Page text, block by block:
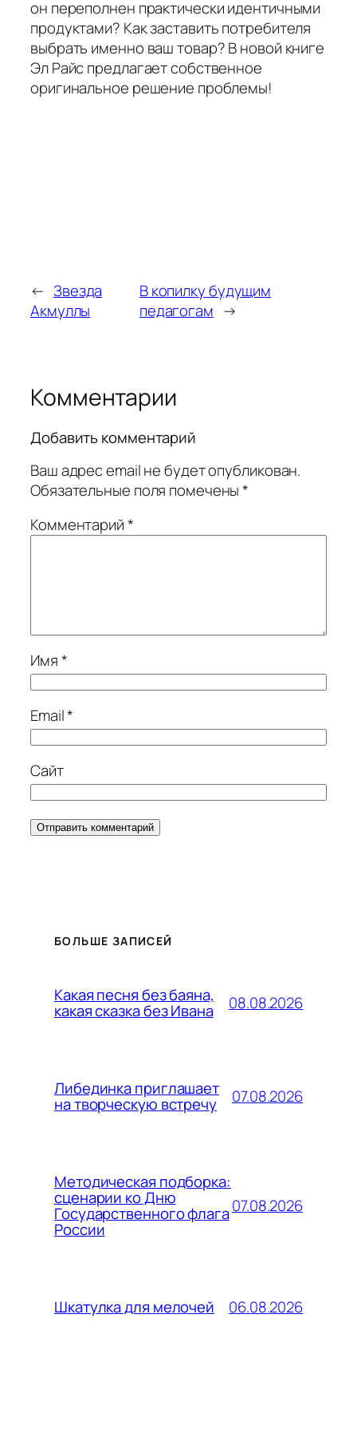
он переполнен практически идентичными
продуктами? Как заставить потребителя
выбрать именно ваш товар? В новой книге
Эл Райс предлагает собственное
оригинальное решение проблемы!
← Звезда
Акмуллы
В копилку будущим
педагогам →
Комментарии
Добавить комментарий
Ваш адрес email не будет опубликован.
Обязательные поля помечены*
Комментарий*
Имя*
Email*
Сайт
БОЛЬШЕ ЗАПИСЕЙ
Какая песня без баяна,
какая сказка без Ивана 08.08.2026
Либединка приглашает
на творческую встречу 07.08.2026
Методическая подборка:
сценарии ко Дню
Государственного флага
России
07.08.2026
Шкатулка для мелочей 06.08.2026